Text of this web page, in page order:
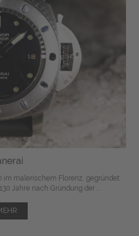
im malerischem Florenz, gegründet
Jahre nach Gründung der ...